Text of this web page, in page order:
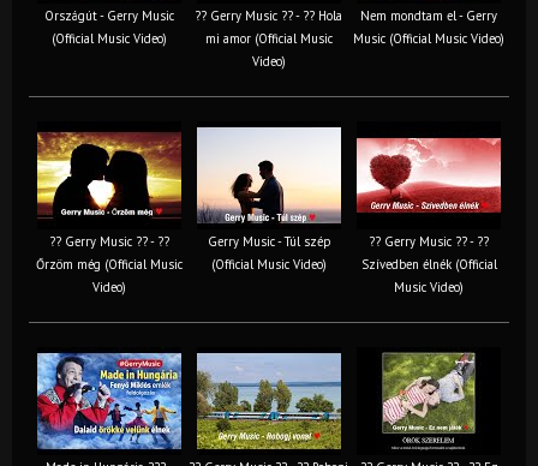
Országút - Gerry Music
(Official Music Video)
?? Gerry Music ?? - ?? Hola
mi amor (Official Music
Video)
Nem mondtam el - Gerry
Music (Official Music Video)
?? Gerry Music ?? - ??
Őrzöm még (Official Music
Video)
Gerry Music - Túl szép
(Official Music Video)
?? Gerry Music ?? - ??
Szívedben élnék (Official
Music Video)